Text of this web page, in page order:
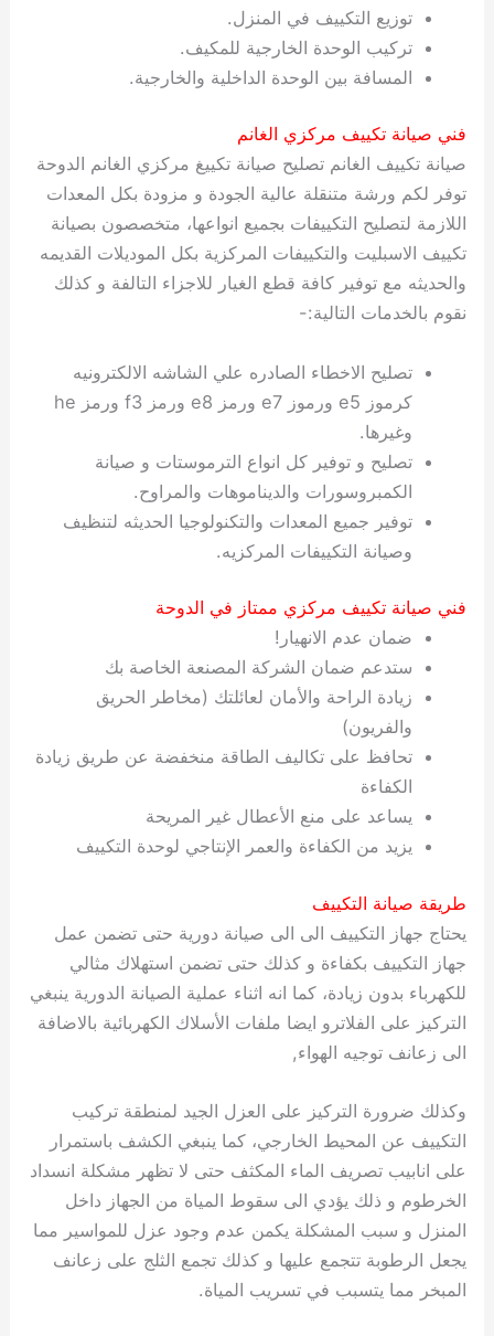
توزيع التكييف في المنزل.
تركيب الوحدة الخارجية للمكيف.
المسافة بين الوحدة الداخلية والخارجية.
فني صيانة تكييف مركزي الغانم
صيانة تكييف الغانم تصليح صيانة تكييغ مركزي الغانم الدوحة
توفر لكم ورشة متنقلة عالية الجودة و مزودة بكل المعدات
اللازمة لتصليح التكييفات بجميع انواعها، متخصصون بصيانة
تكييف الاسبليت والتكييفات المركزية بكل الموديلات القديمه
والحديثه مع توفير كافة قطع الغيار للاجزاء التالفة و كذلك
نقوم بالخدمات التالية:-
تصليح الاخطاء الصادره علي الشاشه الالكترونيه
كرموز e5 ورموز e7 ورمز e8 ورمز f3 ورمز he
وغيرها.
تصليح و توفير كل انواع الترموستات و صيانة
الكمبروسورات والديناموهات والمراوح.
توفير جميع المعدات والتكنولوجيا الحديثه لتنظيف
وصيانة التكييفات المركزيه.
فني صيانة تكييف مركزي ممتاز في الدوحة
ضمان عدم الانهيار!
ستدعم ضمان الشركة المصنعة الخاصة بك
زيادة الراحة والأمان لعائلتك (مخاطر الحريق
والفريون)
تحافظ على تكاليف الطاقة منخفضة عن طريق زيادة
الكفاءة
يساعد على منع الأعطال غير المريحة
يزيد من الكفاءة والعمر الإنتاجي لوحدة التكييف
طريقة صيانة التكييف
يحتاج جهاز التكييف الى الى صيانة دورية حتى تضمن عمل
جهاز التكييف بكفاءة و كذلك حتى تضمن استهلاك مثالي
للكهرباء بدون زيادة، كما انه اثناء عملية الصيانة الدورية ينبغي
التركيز على الفلاترو ايضا ملفات الأسلاك الكهربائية بالاضافة
الى زعانف توجيه الهواء,
وكذلك ضرورة التركيز على العزل الجيد لمنطقة تركيب
التكييف عن المحيط الخارجي، كما ينبغي الكشف باستمرار
على انابيب تصريف الماء المكثف حتى لا تظهر مشكلة انسداد
الخرطوم و ذلك يؤدي الى سقوط المياة من الجهاز داخل
المنزل و سبب المشكلة يكمن عدم وجود عزل للمواسير مما
يجعل الرطوبة تتجمع عليها و كذلك تجمع الثلج على زعانف
المبخر مما يتسبب في تسريب المياة.